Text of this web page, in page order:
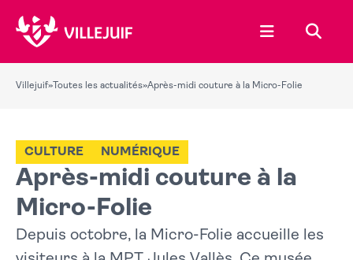
Ouvrir le
Villejuif» Toutes les actualités»Après-midi couture à la Micro-Folie
Après-midi couture à la
Micro-Folie
CULTURE NUMÉRIQUE
Depuis octobre, la Micro-Folie accueille les